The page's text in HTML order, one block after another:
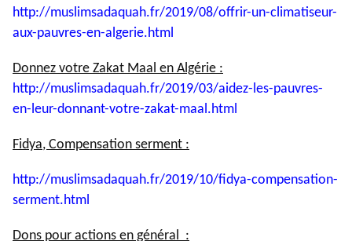
http://muslimsadaquah.fr/2019/08/offrir-un-climatiseur-
aux-pauvres-en-algerie.html
Donnez votre Zakat Maal en Algérie :
http://muslimsadaquah.fr/2019/03/aidez-les-pauvres-
en-leur-donnant-votre-zakat-maal.html
Fidya, Compensation serment :
http://muslimsadaquah.fr/2019/10/fidya-compensation-
serment.html
Dons pour actions en général :